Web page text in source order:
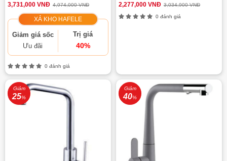
3,731,000 VNĐ 4,974,000 VNĐ
XẢ KHO HAFELE
Giảm giá sốc
Ưu đãi
Trị giá
40%
0 đánh giá
2,277,000 VNĐ 3,034,900 VNĐ
0 đánh giá
Giảm
25%
Giảm
40%